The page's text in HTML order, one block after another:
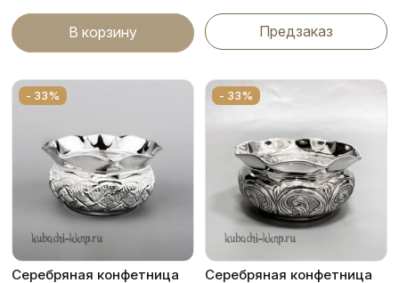
В корзину Предзаказ
- 33%
Серебряная конфетница
- 33%
Серебряная конфетница